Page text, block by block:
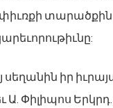
իր
Ա. Փիլիպոս